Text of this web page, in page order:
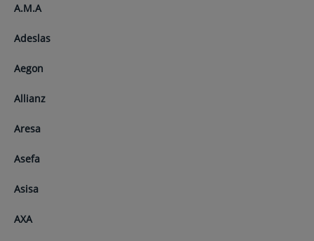
A.M.A
Adeslas
Aegon
Allianz
Aresa
Asefa
Asisa
AXA